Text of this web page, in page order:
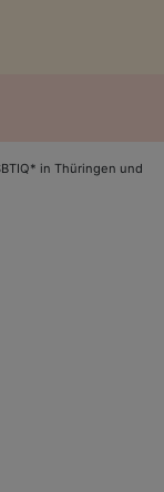
in Thüringen und